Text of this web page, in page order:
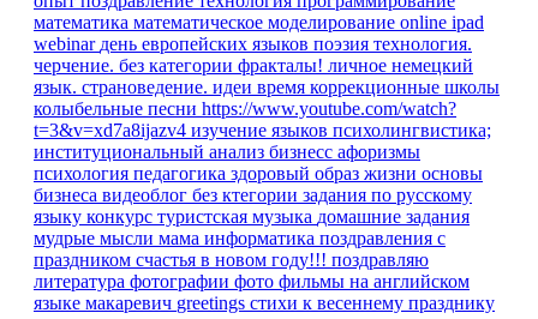
математика математическое моделирование online ipad
webinar день европейских языков поэзия технология.
черчение. без категории фракталы! личное немецкий
язык. страноведение. идеи время коррекционные школы
колыбельные песни https://www.youtube.com/watch?
t=3&v=xd7a8ijazv4 изучение языков психолингвистика;
институциональный анализ бизнесс афоризмы
психология педагогика здоровый образ жизни основы
бизнеса видеоблог без ктегории задания по русскому
языку конкурс туристская музыка домашние задания
мудрые мысли мама информатика поздравления с
праздником счастья в новом году!!! поздравляю
литература фотографии фото фильмы на английском
языке макаревич greetings стихи к весеннему празднику